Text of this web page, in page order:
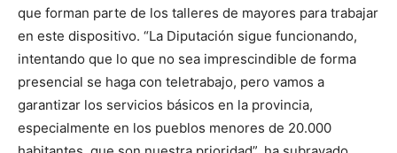
que forman parte de los talleres de mayores para trabajar
en este dispositivo. “La Diputación sigue funcionando,
intentando que lo que no sea imprescindible de forma
presencial se haga con teletrabajo, pero vamos a
garantizar los servicios básicos en la provincia,
especialmente en los pueblos menores de 20.000